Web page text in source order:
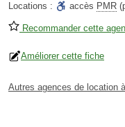
Locations :
accès PMR
Recommander cette
Améliorer cette fiche
Autres agences de location